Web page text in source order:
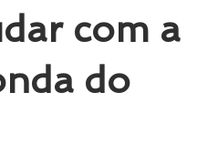
com a
do